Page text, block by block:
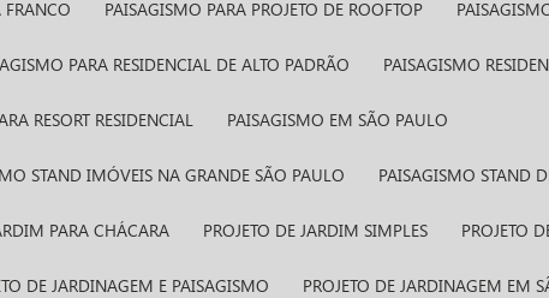
FRANCO PAISAGISMO PARA PROJETO DE ROOFTOP
PARA RESIDENCIAL DE ALTO PADRÃO PAISAGISMO
RESORT RESIDENCIAL PAISAGISMO EM SÃO PAULO
STAND IMÓVEIS​ NA GRANDE SÃO PAULO PAISAGISMO STAND
PARA CHÁCARA PROJETO DE JARDIM SIMPLES PROJETO
DE JARDINAGEM E PAISAGISMO PROJETO DE JARDINAGEM EM